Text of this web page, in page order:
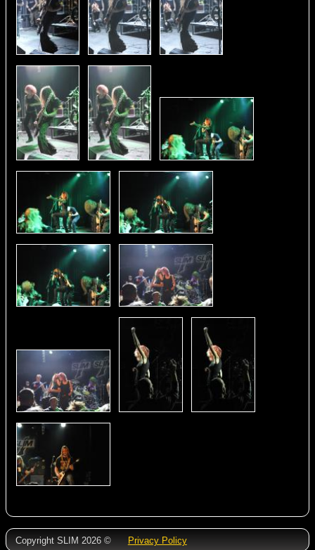
Copyright SLIM 2026 © Privacy Policy